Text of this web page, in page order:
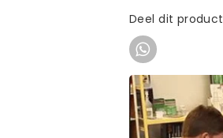
Deel dit product